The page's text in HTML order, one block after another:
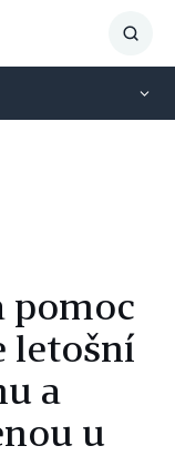
Show
pomoc
letošní
a
u